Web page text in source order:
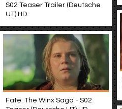
S02 Teaser Trailer (Deutsche
UT) HD
Fate: The Winx Saga - S02